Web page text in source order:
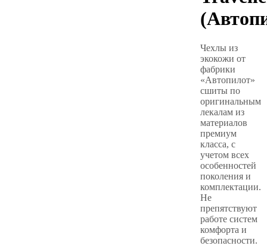
Чехлы из
экокожи от
фабрики
«Автопилот»
сшиты по
оригинальным
лекалам из
материалов
премиум
класса, с
учетом всех
особенностей
поколения и
комплектации.
Не
препятствуют
работе систем
комфорта и
безопасности.